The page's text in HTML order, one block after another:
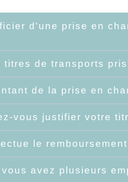
d'une prise en
titres de transports
de la prise en
vous justifier votre
le
avez plusieurs